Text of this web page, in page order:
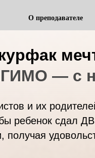
О преподавателе
— с
и их
ребенок сдал
получая